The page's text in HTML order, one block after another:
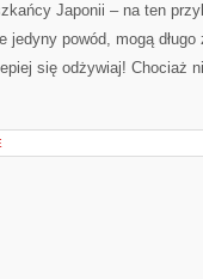
Japonii – na ten
jedyny powód, mogą
się odżywiaj! Chociaż